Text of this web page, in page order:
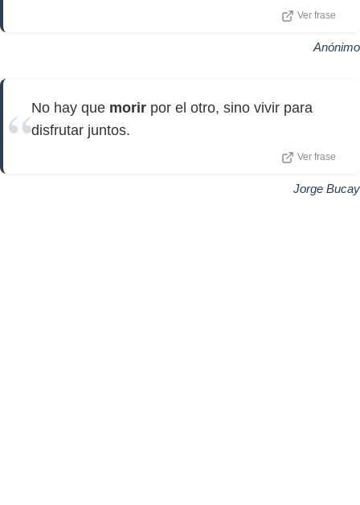
Ver frase
Anónimo
No hay que morir por el otro, sino vivir para
disfrutar juntos.
Ver frase
Jorge Bucay